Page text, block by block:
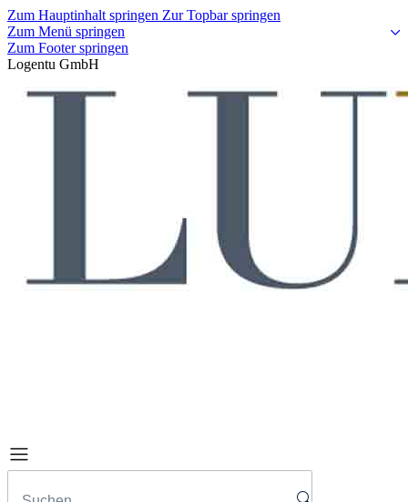
Zum Hauptinhalt springen Zur Topbar springen
Zum Menü springen
Zum Footer springen
Logentu GmbH